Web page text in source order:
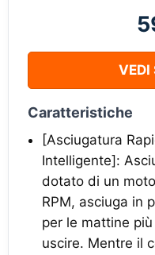
VEDI
Caratteristiche
[Asciugatura
Intelligente]:
dotato di un
RPM, asciuga in
per le mattine
uscire. Mentre il